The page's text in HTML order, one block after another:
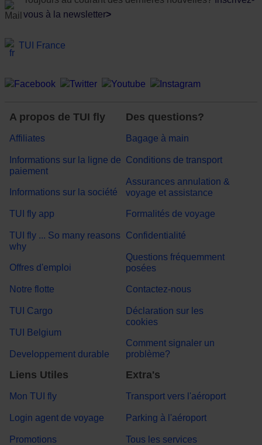
vous à la newsletter>
TUI France
A propos de TUI fly
Affiliates
Informations sur la ligne de
paiement
Informations sur la société
TUI fly app
TUI fly ... So many reasons
why
Offres d'emploi
Notre flotte
TUI Cargo
TUI Belgium
Developpement durable
Des questions?
Bagage à main
Conditions de transport
Assurances annulation &
voyage et assistance
Formalités de voyage
Confidentialité
Questions fréquemment
posées
Contactez-nous
Déclaration sur les
cookies
Comment signaler un
problème?
Liens Utiles
Mon TUI fly
Login agent de voyage
Promotions
Extra's
Transport vers l'aéroport
Parking à l'aéroport
Tous les services